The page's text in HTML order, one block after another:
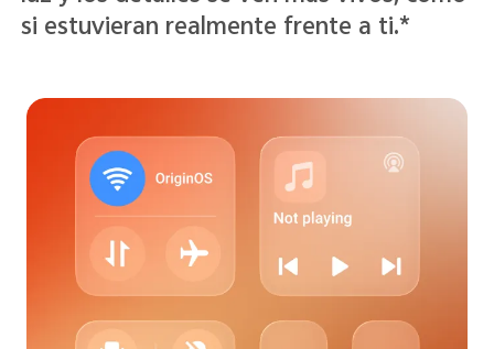
profundidad sutil hace que la interfaz se